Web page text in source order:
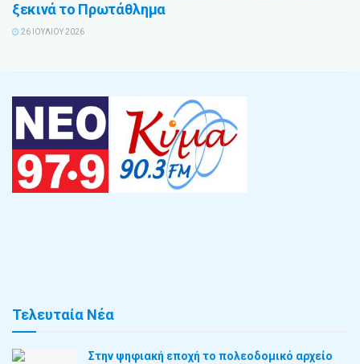
ξεκινά το Πρωτάθλημα
26 ΙΟΥΛΊΟΥ 2026
Τελευταία Νέα
Στην ψηφιακή εποχή το πολεοδομικό αρχείο